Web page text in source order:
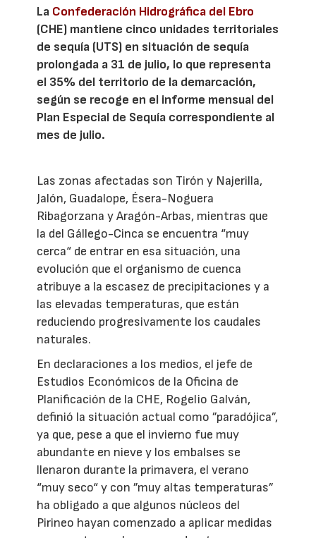
La Confederación Hidrográfica del Ebro
(CHE) mantiene cinco unidades territoriales
de sequía (UTS) en situación de sequía
prolongada a 31 de julio, lo que representa
el 35% del territorio de la demarcación,
según se recoge en el informe mensual del
Plan Especial de Sequía correspondiente al
mes de julio.
Las zonas afectadas son Tirón y Najerilla,
Jalón, Guadalope, Ésera-Noguera
Ribagorzana y Aragón-Arbas, mientras que
la del Gállego-Cinca se encuentra “muy
cerca“ de entrar en esa situación, una
evolución que el organismo de cuenca
atribuye a la escasez de precipitaciones y a
las elevadas temperaturas, que están
reduciendo progresivamente los caudales
naturales.
En declaraciones a los medios, el jefe de
Estudios Económicos de la Oficina de
Planificación de la CHE, Rogelio Galván,
definió la situación actual como ”paradójica”,
ya que, pese a que el invierno fue muy
abundante en nieve y los embalses se
llenaron durante la primavera, el verano
“muy seco“ y con ”muy altas temperaturas”
ha obligado a que algunos núcleos del
Pirineo hayan comenzado a aplicar medidas